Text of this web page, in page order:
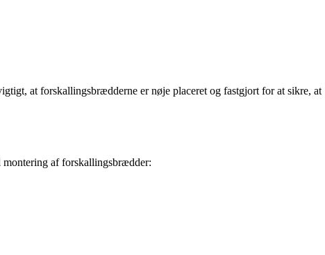
at forskallingsbrædderne er nøje placeret og fastgjort for at sikre, at
af forskallingsbrædder: